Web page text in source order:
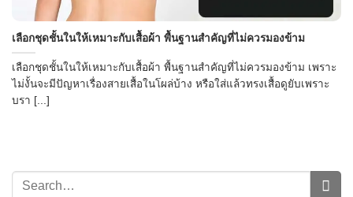
เลือกชุดชั้นในให้เหมาะกับเสื้อผ้า พื้นฐานสำคัญที่ไม่ควรมองข้าม
เลือกชุดชั้นในให้เหมาะกับเสื้อผ้า พื้นฐานสำคัญที่ไม่ควรมองข้าม เพราะ
ไม่งั้นจะมีปัญหาเรื่องสายเสื้อในโผล่บ้าง หรือใส่แล้วทรงเสื้อดูยับเพราะ
บรา [...]